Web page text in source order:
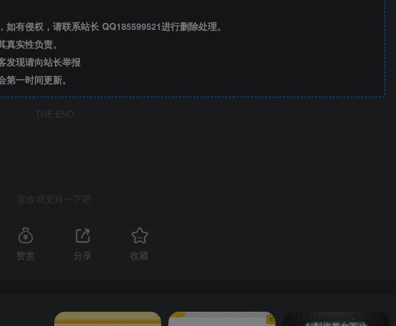
如有侵权，请联系站长 QQ185599521进行删除处理。
实性负责。
发现请向站长举报
一时间更新。
THE END
喜欢就支持一下吧
赞赏 分享 收藏